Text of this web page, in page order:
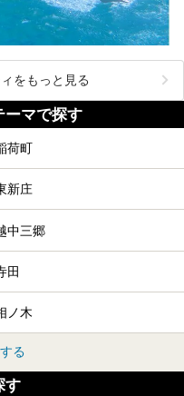
をもっと見る
ーマで探す
荷町
新庄
中三郷
田
ノ木
る
す